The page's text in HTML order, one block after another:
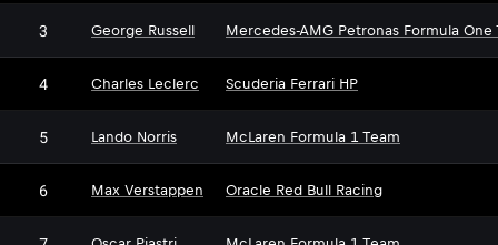
3 George Russell Mercedes-AMG Petronas Formula One
4 Charles Leclerc Scuderia Ferrari HP
5 Lando Norris McLaren Formula 1 Team
6 Max Verstappen Oracle Red Bull Racing